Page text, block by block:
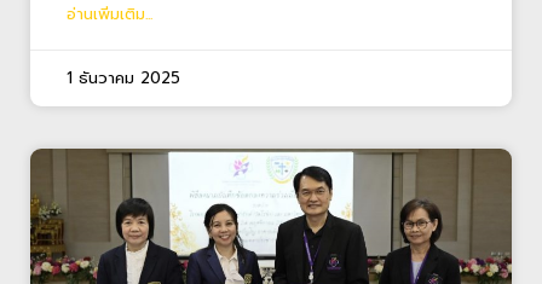
อ่านเพิ่มเติม...
1 ธันวาคม 2025